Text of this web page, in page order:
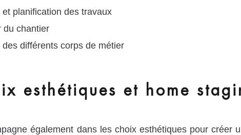
planification des travaux
du chantier
des différents corps de métier
esthétiques et home
également dans les choix esthétiques pour créer